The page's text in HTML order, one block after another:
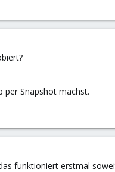
per Snapshot machst.
funktioniert erstmal